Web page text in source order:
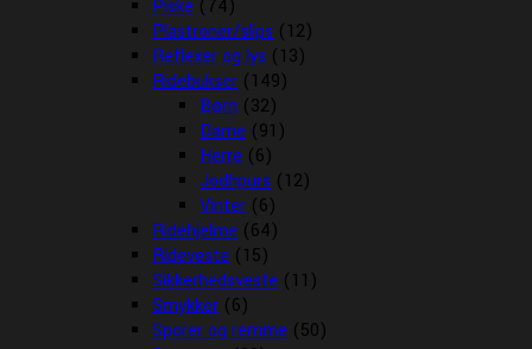
Piske (74)
Plastroner/slips (12)
Reflexer og lys (13)
Ridebukser (149)
Børn (32)
Dame (91)
Herre (6)
Jodhpurs (12)
Vinter (6)
Ridehjelme (64)
Rideveste (15)
Sikkerhedsveste (11)
Smykker (6)
Sporer og remme (50)